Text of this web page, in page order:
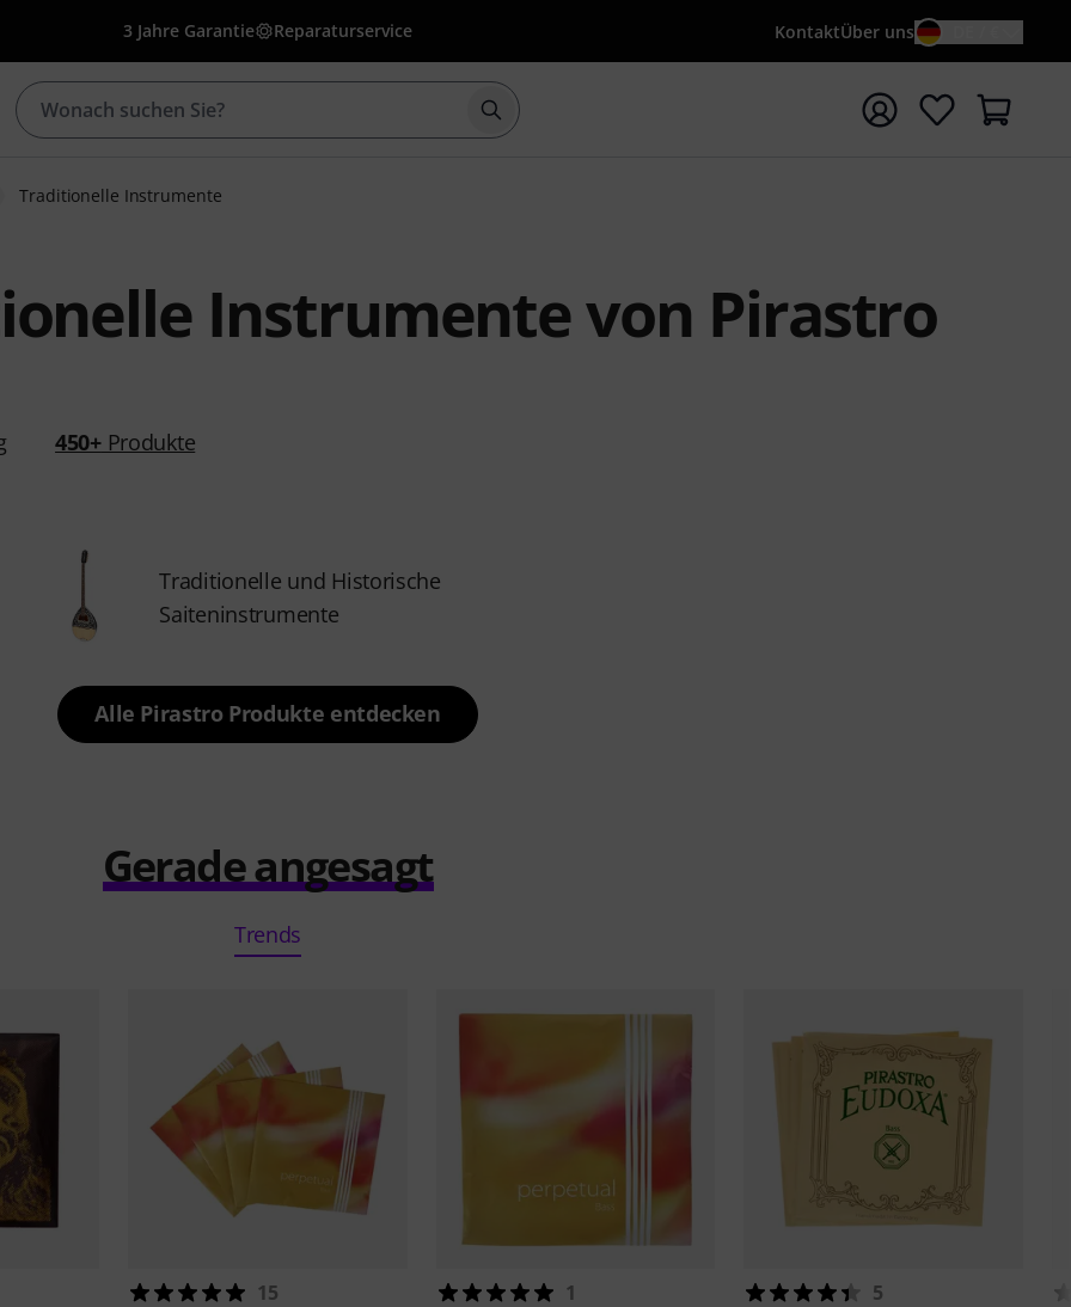
3 Jahre Garantie Reparaturservice KontaktÜber uns
Suche mit Suchwort {searchTerm} starten
Traditionelle Instrumente
Instrumente von Pirastro
450+Produkte
Traditionelle und Historische
Saiteninstrumente
Alle Pirastro Produkte entdecken
Gerade angesagt
Trends
15
1
5